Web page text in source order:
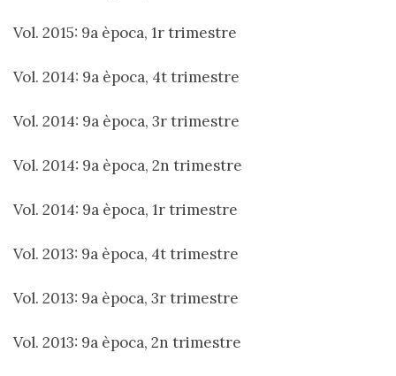
Vol. 2015: 9a època, 1r trimestre
Vol. 2014: 9a època, 4t trimestre
Vol. 2014: 9a època, 3r trimestre
Vol. 2014: 9a època, 2n trimestre
Vol. 2014: 9a època, 1r trimestre
Vol. 2013: 9a època, 4t trimestre
Vol. 2013: 9a època, 3r trimestre
Vol. 2013: 9a època, 2n trimestre